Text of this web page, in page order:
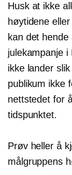
Husk at ikke
høytidene
kan det
julekampanje
ikke lander
publikum ikke
nettstedet for
tidspunktet.
Prøv heller å
målgruppens